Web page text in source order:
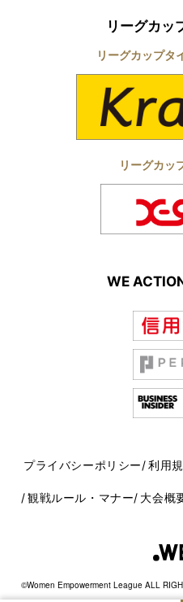
リーグカッ
リーグカップタ
リーグカッ
WE
プライバシーポリシー 利用
観戦ルール・マナー 大会概
©Women Empowerment League ALL